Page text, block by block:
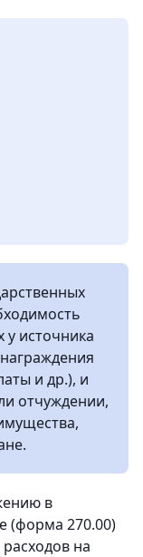
у источника
и др.), и
отчуждении,
в
(форма 270.00)
на